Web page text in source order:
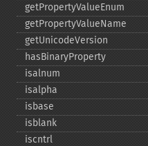
getPropertyValueEnum
getPropertyValueName
getUnicodeVersion
hasBinaryProperty
isalnum
isalpha
isbase
isblank
iscntrl